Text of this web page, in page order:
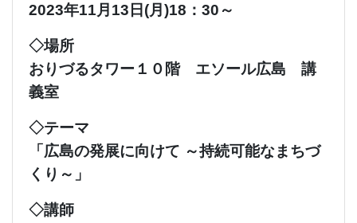
2023年11月13日(月)18：30～
◇場所
おりづるタワー１０階 エソール広島 講
義室
◇テーマ
「広島の発展に向けて ～持続可能なまちづ
くり～」
◇講師